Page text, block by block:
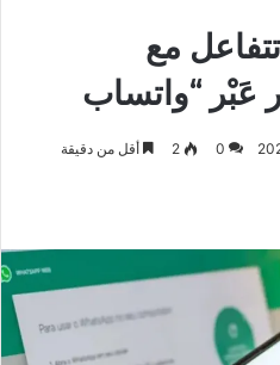
مع
عَبْر “واتساب
0
2 أقل من دقيقة